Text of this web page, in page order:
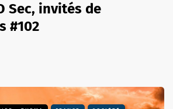
Sec, invités de
#102